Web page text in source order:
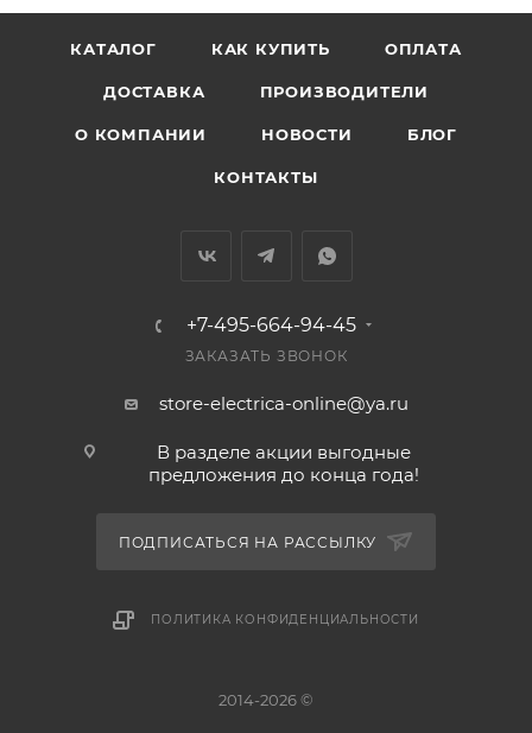
КАТАЛОГ КАК КУПИТЬ ОПЛАТА
ДОСТАВКА ПРОИЗВОДИТЕЛИ
О КОМПАНИИ НОВОСТИ БЛОГ
КОНТАКТЫ
+7-495-664-94-45
ЗАКАЗАТЬ ЗВОНОК
store-electrica-online@ya.ru
В разделе акции выгодные
предложения до конца года!
ПОДПИСАТЬСЯ НА РАССЫЛКУ
ПОЛИТИКА КОНФИДЕНЦИАЛЬНОСТИ
2014-2026 ©